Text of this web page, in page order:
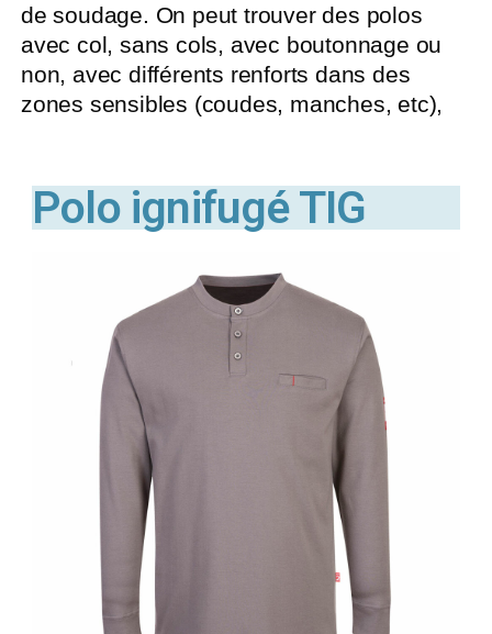
de soudage. On peut trouver des polos
avec col, sans cols, avec boutonnage ou
non, avec différents renforts dans des
zones sensibles (coudes, manches, etc),
Polo ignifugé TIG